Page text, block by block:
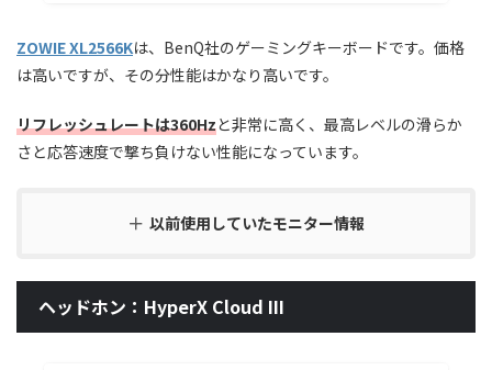
ZOWIE XL2566Kは、BenQ社のゲーミングキーボードです。価格
は高いですが、その分性能はかなり高いです。
リフレッシュレートは360Hzと非常に高く、最高レベルの滑らか
さと応答速度で撃ち負けない性能になっています。
以前使用していたモニター情報
ヘッドホン：HyperX Cloud III